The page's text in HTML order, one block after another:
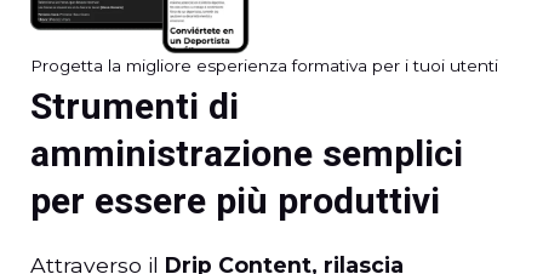
Progetta la migliore esperienza formativa per i tuoi utenti
Strumenti di
amministrazione semplici
per essere più produttivi
Attraverso il Drip Content, rilascia